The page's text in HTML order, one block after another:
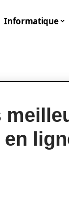
Informatique